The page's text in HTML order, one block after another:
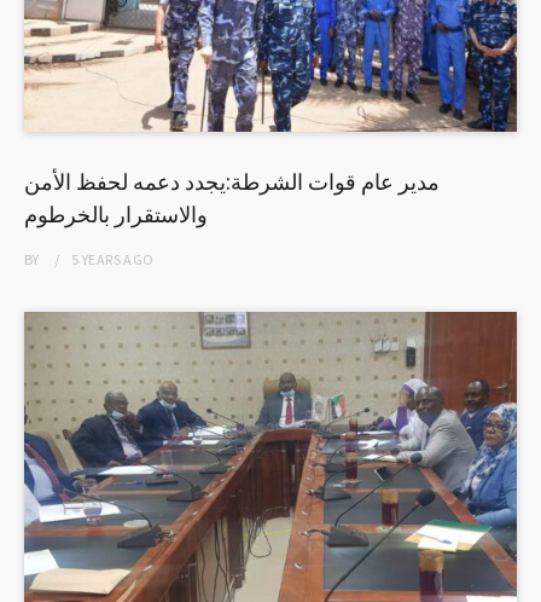
مدير عام قوات الشرطة:يجدد دعمه لحفظ الأمن
والاستقرار بالخرطوم
BY 5 YEARSAGO